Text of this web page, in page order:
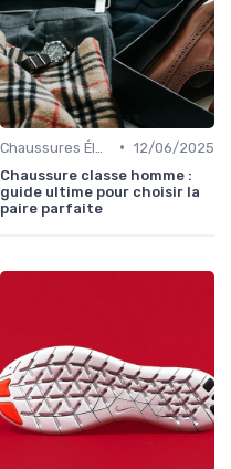
• 12/06/2025
Chaussure classe homme :
guide ultime pour choisir la
paire parfaite